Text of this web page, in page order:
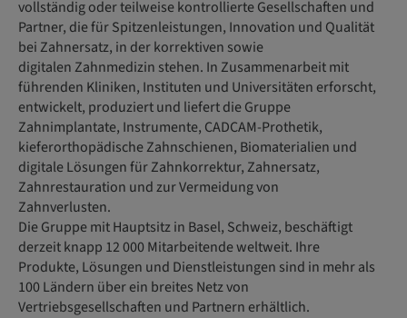
vollständig oder teilweise kontrollierte Gesellschaften und
Partner, die für Spitzenleistungen, Innovation und Qualität
bei Zahnersatz, in der korrektiven sowie
digitalen Zahnmedizin stehen. In Zusammenarbeit mit
führenden Kliniken, Instituten und Universitäten erforscht,
entwickelt, produziert und liefert die Gruppe
Zahnimplantate, Instrumente, CADCAM-Prothetik,
kieferorthopädische Zahnschienen, Biomaterialien und
digitale Lösungen für Zahnkorrektur, Zahnersatz,
Zahnrestauration und zur Vermeidung von
Zahnverlusten.
Die Gruppe mit Hauptsitz in Basel, Schweiz, beschäftigt
derzeit knapp 12 000 Mitarbeitende weltweit. Ihre
Produkte, Lösungen und Dienstleistungen sind in mehr als
100 Ländern über ein breites Netz von
Vertriebsgesellschaften und Partnern erhältlich.